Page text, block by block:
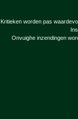
Kritieken worden pas
Onvuighe inzendingen